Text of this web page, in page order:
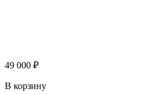
49 000 ₽
В корзину